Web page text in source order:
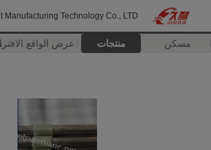
Technology Co., LTD
مسكن منتجات عرض الواقع